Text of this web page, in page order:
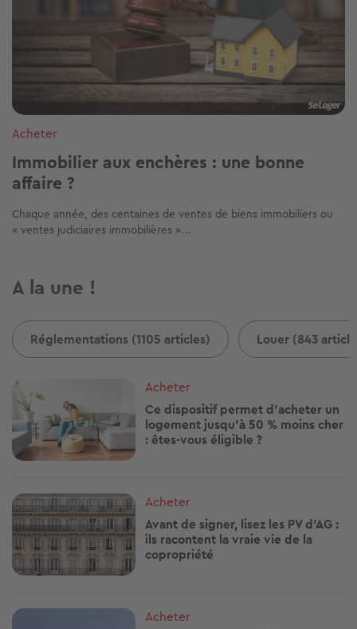
Acheter
Immobilier aux enchères : une bonne
affaire ?
Chaque année, des centaines de ventes de biens immobiliers ou
« ventes judiciaires immobilières »...
A la une !
Réglementations (1105 articles) Louer (843
Image
Acheter
Ce dispositif permet d'acheter un
logement jusqu'à 50 % moins cher
: êtes-vous éligible ?
Image
Acheter
Avant de signer, lisez les PV d'AG :
ils racontent la vraie vie de la
copropriété
Image
Acheter